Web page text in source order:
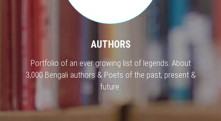
AUTHORS
Portfolio of an ever growing list of legends. About
3,000 Bengali authors & Poets of the past, present &
future.